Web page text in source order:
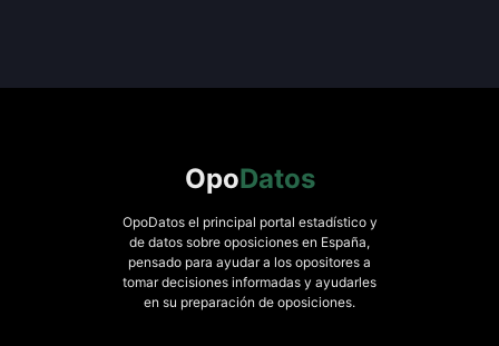
OpoDatos
OpoDatos el principal portal estadístico y
de datos sobre oposiciones en España,
pensado para ayudar a los opositores a
tomar decisiones informadas y ayudarles
en su preparación de oposiciones.